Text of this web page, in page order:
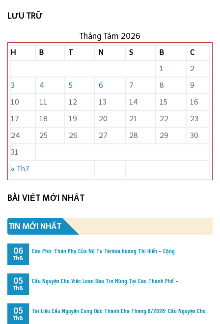
LƯU TRỮ
Tháng Tám 2026
H B T N S B C
« Th7
1
2
3
4 5 6 7 8
9
10
11 12 13 14 15
16
17
18 19 20 21 22
23
24
25 26 27 28 29
30
31
BÀI VIẾT MỚI NHẤT
TIN MỚI NHẤT
Cáo Phó: Thân Phụ Của Nữ Tu Têrêxa Hoàng Thị Hiển – Cộng..
06
Th8
Cầu Nguyện Cho Việc Loan Báo Tin Mừng Tại Các Thành Phố –..
05
Th8
Tài Liệu Cầu Nguyện Cùng Đức Thánh Cha Tháng 8/2026: Cầu Nguyện Cho..
05
Th8